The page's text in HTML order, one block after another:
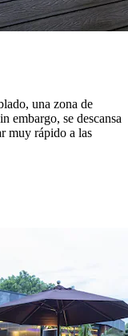
una zona de
embargo, se descansa
muy rápido a las